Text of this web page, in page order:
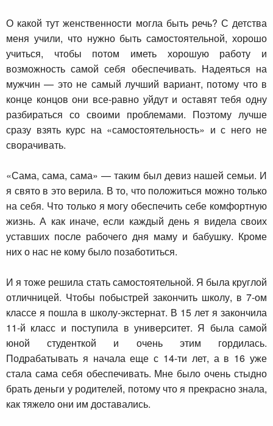
О какой тут женственности могла быть речь? С детства
меня учили, что нужно быть самостоятельной, хорошо
учиться, чтобы потом иметь хорошую работу и
возможность самой себя обеспечивать. Надеяться на
мужчин — это не самый лучший вариант, потому что в
конце концов они все-равно уйдут и оставят тебя одну
разбираться со своими проблемами. Поэтому лучше
сразу взять курс на «самостоятельность» и с него не
сворачивать.
«Сама, сама, сама» — таким был девиз нашей семьи. И
я свято в это верила. В то, что положиться можно только
на себя. Что только я могу обеспечить себе комфортную
жизнь. А как иначе, если каждый день я видела своих
уставших после рабочего дня маму и бабушку. Кроме
них о нас не кому было позаботиться.
И я тоже решила стать самостоятельной. Я была круглой
отличницей. Чтобы побыстрей закончить школу, в 7-ом
классе я пошла в школу-экстернат. В 15 лет я закончила
11-й класс и поступила в университет. Я была самой
юной студенткой и очень этим гордилась.
Подрабатывать я начала еще с 14-ти лет, а в 16 уже
стала сама себя обеспечивать. Мне было очень стыдно
брать деньги у родителей, потому что я прекрасно знала,
как тяжело они им доставались.